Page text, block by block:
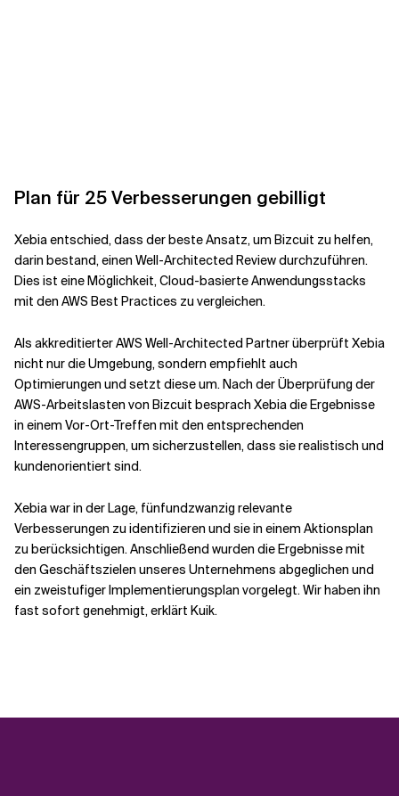
Plan für 25 Verbesserungen gebilligt
Xebia entschied, dass der beste Ansatz, um Bizcuit zu helfen,
darin bestand, einen Well-Architected Review durchzuführen.
Dies ist eine Möglichkeit, Cloud-basierte Anwendungsstacks
mit den AWS Best Practices zu vergleichen.
Als akkreditierter AWS Well-Architected Partner überprüft Xebia
nicht nur die Umgebung, sondern empfiehlt auch
Optimierungen und setzt diese um. Nach der Überprüfung der
AWS-Arbeitslasten von Bizcuit besprach Xebia die Ergebnisse
in einem Vor-Ort-Treffen mit den entsprechenden
Interessengruppen, um sicherzustellen, dass sie realistisch und
kundenorientiert sind.
Xebia war in der Lage, fünfundzwanzig relevante
Verbesserungen zu identifizieren und sie in einem Aktionsplan
zu berücksichtigen. Anschließend wurden die Ergebnisse mit
den Geschäftszielen unseres Unternehmens abgeglichen und
ein zweistufiger Implementierungsplan vorgelegt. Wir haben ihn
fast sofort genehmigt, erklärt Kuik.